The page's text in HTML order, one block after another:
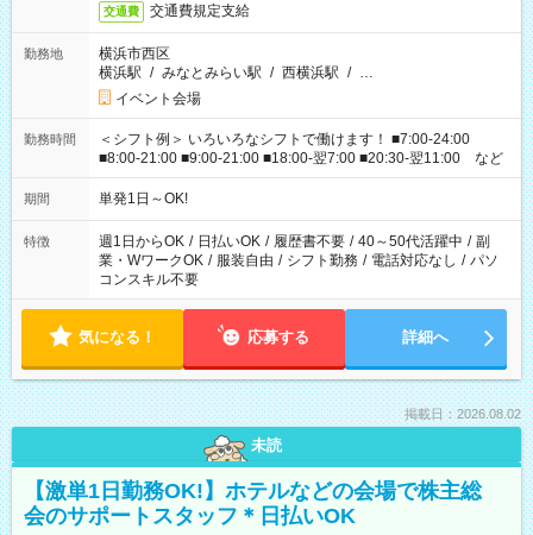
交通費 交通費規定支給
勤務地
横浜市西区
横浜駅 / みなとみらい駅 / 西横浜駅 / …
イベント会場
勤務時間
＜シフト例＞ いろいろなシフトで働けます！ ■7:00-24:00
■8:00-21:00 ■9:00-21:00 ■18:00-翌7:00 ■20:30-翌11:00 など
期間 単発1日～OK!
特徴 週1日からOK / 日払いOK / 履歴書不要 / 40～50代活躍中 / 副
業・WワークOK / 服装自由 / シフト勤務 / 電話対応なし / パソ
コンスキル不要
気になる！ 応募する 詳細へ
掲載日：2026.08.02
未読
【激単1日勤務OK!】ホテルなどの会場で株主総
会のサポートスタッフ＊日払いOK